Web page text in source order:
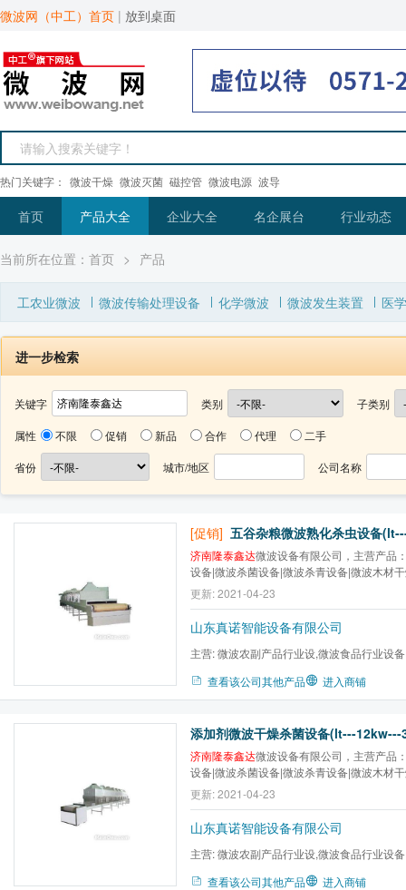
微波网（中工）首页 | 放到桌面
热门关键字： 微波干燥 微波灭菌 磁控管 微波电源 波导
首页 产品大全 企业大全 名企展台 行业动态
当前所在位置： 首页 > 产品
工农业微波 微波传输处理设备 化学微波 微波发生装置 医
进一步检索
关键字 类别 子类别
属性 不限 促销 新品 合作 代理 二手
省份 城市/地区 公司名称
[促销] 五谷杂粮微波熟化杀虫设备
济南隆泰鑫达微波设备有限公司，主营产品
设备|微波杀菌设备|微波杀青设备|微波木材
干设备|微波金银花干燥杀青设备|微波低温
质，卓越服务，让利客户促进隆泰常规设备
更新: 2021-04-23
山东真诺智能设备有限公司
主营:微波农副产品行业设,微波食品行业设
查看该公司其他产品 进入商铺
添加剂微波干燥杀菌设备(lt---
济南隆泰鑫达微波设备有限公司，主营产品
设备|微波杀菌设备|微波杀青设备|微波木材
干设备|微波金银花干燥杀青设备。卓越品质
户促进隆泰鑫达常规设备品牌发展！
更新: 2021-04-23
山东真诺智能设备有限公司
主营:微波农副产品行业设,微波食品行业设
查看该公司其他产品 进入商铺